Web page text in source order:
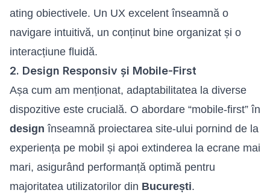
ating obiectivele. Un UX excelent înseamnă o
navigare intuitivă, un conținut bine organizat și o
interacțiune fluidă.
2. Design Responsiv și Mobile-First
Așa cum am menționat, adaptabilitatea la diverse
dispozitive este crucială. O abordare “mobile-first” în
design înseamnă proiectarea site-ului pornind de la
experiența pe mobil și apoi extinderea la ecrane mai
mari, asigurând performanță optimă pentru
majoritatea utilizatorilor din București.